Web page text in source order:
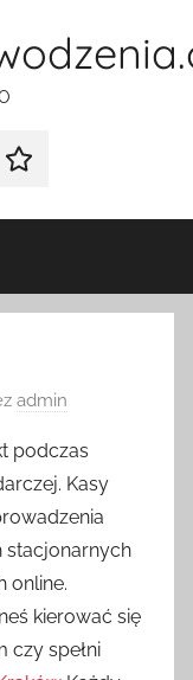
BLOG
admin
podczas
Kasy
stacjonarnych
online.
kierować się
czy spełni